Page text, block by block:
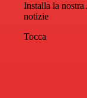
Installa la
notizie
Tocca